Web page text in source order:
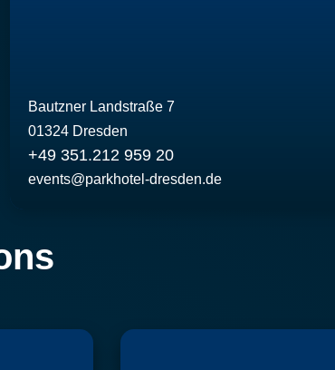
Bautzner Landstraße 7
01324 Dresden
+49 351.212 959 20
events@parkhotel-dresden.de